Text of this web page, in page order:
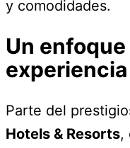
y comodidades.
Un
Parte del
Hotels & Resorts,